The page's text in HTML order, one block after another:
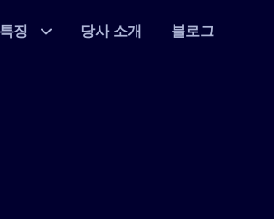
특징 당사 소개 블로그